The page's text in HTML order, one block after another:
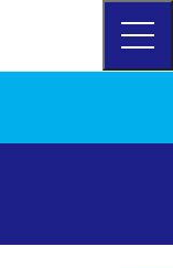
ハ
ン
ー
を